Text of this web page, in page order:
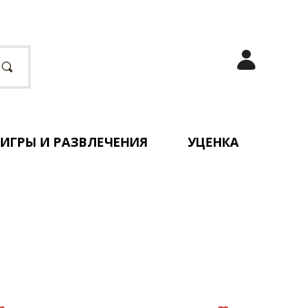
ИГРЫ И РАЗВЛЕЧЕНИЯ УЦЕНКА